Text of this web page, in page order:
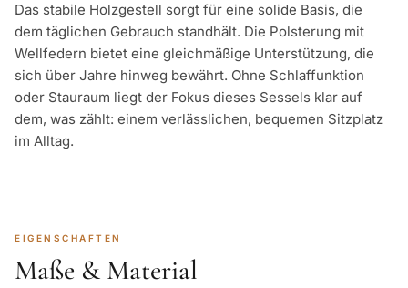
Das stabile Holzgestell sorgt für eine solide Basis, die
dem täglichen Gebrauch standhält. Die Polsterung mit
Wellfedern bietet eine gleichmäßige Unterstützung, die
sich über Jahre hinweg bewährt. Ohne Schlaffunktion
oder Stauraum liegt der Fokus dieses Sessels klar auf
dem, was zählt: einem verlässlichen, bequemen Sitzplatz
im Alltag.
EIGENSCHAFTEN
Maße & Material